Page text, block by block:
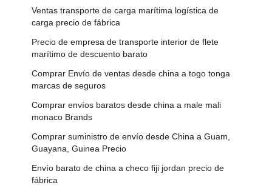
Ventas transporte de carga marítima logística de
carga precio de fábrica
Precio de empresa de transporte interior de flete
marítimo de descuento barato
Comprar Envío de ventas desde china a togo tonga
marcas de seguros
Comprar envíos baratos desde china a male mali
monaco Brands
Comprar suministro de envío desde China a Guam,
Guayana, Guinea Precio
Envío barato de china a checo fiji jordan precio de
fábrica